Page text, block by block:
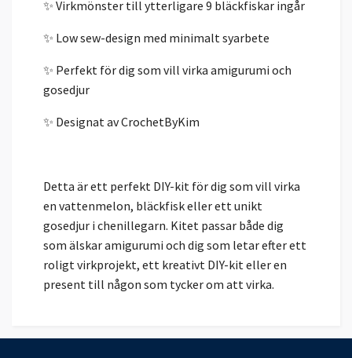
✨ Virkmönster till ytterligare 9 bläckfiskar ingår
✨ Low sew-design med minimalt syarbete
✨ Perfekt för dig som vill virka amigurumi och
gosedjur
✨ Designat av CrochetByKim
Detta är ett perfekt DIY-kit för dig som vill virka
en vattenmelon, bläckfisk eller ett unikt
gosedjur i chenillegarn. Kitet passar både dig
som älskar amigurumi och dig som letar efter ett
roligt virkprojekt, ett kreativt DIY-kit eller en
present till någon som tycker om att virka.